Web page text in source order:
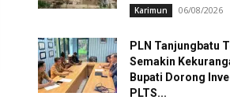
Karimun 06/08/2026
PLN Tanjungbatu
Semakin
Bupati Dorong
PLTS...